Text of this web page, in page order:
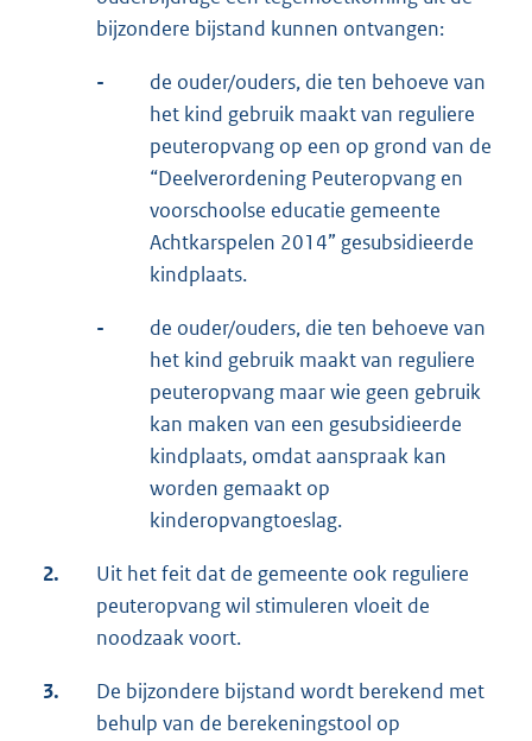
bijzondere bijstand kunnen ontvangen:
-
de ouder/ouders, die ten behoeve van
het kind gebruik maakt van reguliere
peuteropvang op een op grond van de
“Deelverordening Peuteropvang en
voorschoolse educatie gemeente
Achtkarspelen 2014” gesubsidieerde
kindplaats.
-
de ouder/ouders, die ten behoeve van
het kind gebruik maakt van reguliere
peuteropvang maar wie geen gebruik
kan maken van een gesubsidieerde
kindplaats, omdat aanspraak kan
worden gemaakt op
kinderopvangtoeslag.
2.
Uit het feit dat de gemeente ook reguliere
peuteropvang wil stimuleren vloeit de
noodzaak voort.
3.
De bijzondere bijstand wordt berekend met
behulp van de berekeningstool op